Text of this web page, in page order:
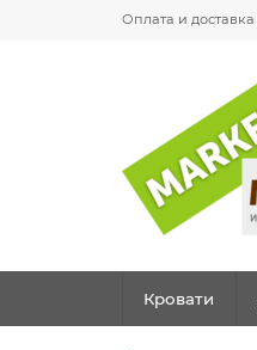
Оплата и доставка
Кровати